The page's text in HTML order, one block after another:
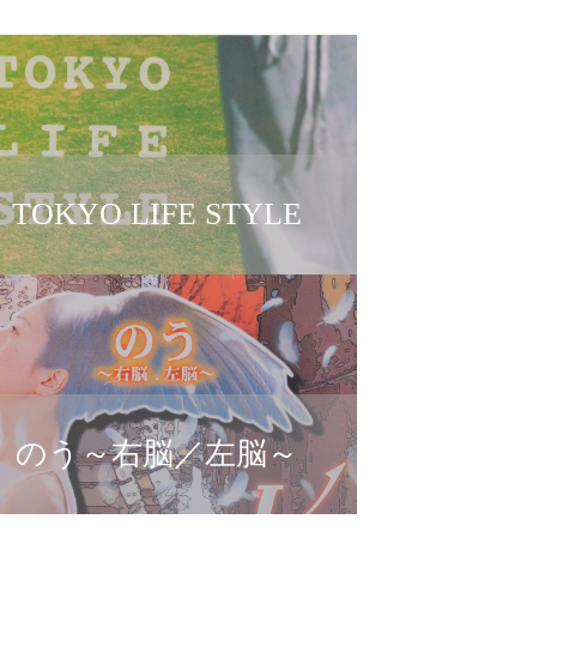
TOKYO LIFE STYLE
のう～右脳／左脳～